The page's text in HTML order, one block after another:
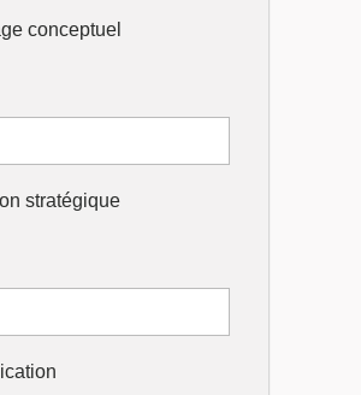
conceptuel
stratégique